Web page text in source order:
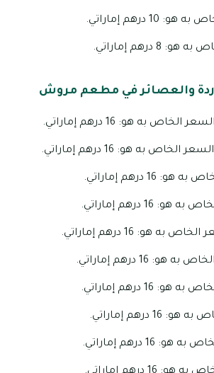
10 درهم إماراتي.
درهم إماراتي.
والعصائر في مطعم مروش
به هو: 16 درهم إماراتي.
به هو: 16 درهم إماراتي.
16 درهم إماراتي.
16 درهم إماراتي.
هو: 16 درهم إماراتي.
16 درهم إماراتي.
16 درهم إماراتي.
درهم إماراتي.
16 درهم إماراتي.